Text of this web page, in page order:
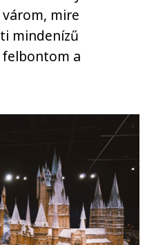
mire
mindenízű
felbontom a